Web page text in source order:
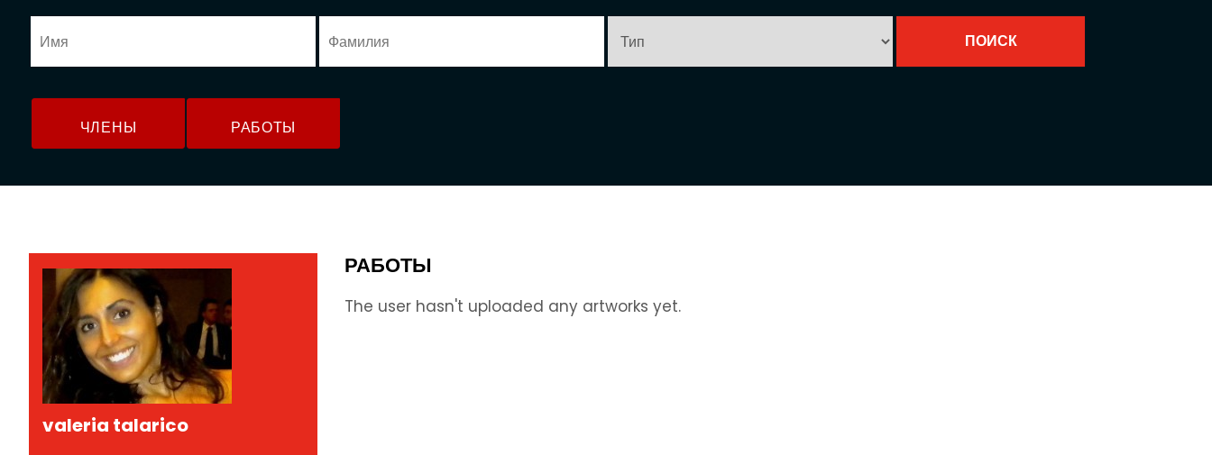
ЧЛЕНЫ РАБОТЫ
valeria talarico
РАБОТЫ
The user hasn't uploaded any artworks yet.